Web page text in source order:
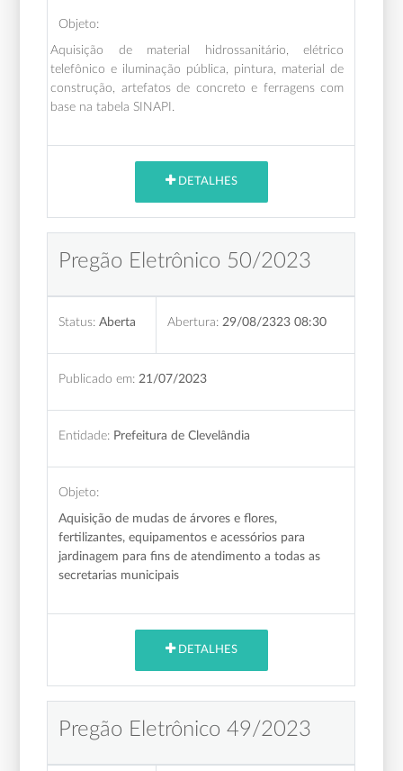
Objeto:
Aquisição de material hidrossanitário, elétrico
telefônico e iluminação pública, pintura, material de
construção, artefatos de concreto e ferragens com
base na tabela SINAPI.
DETALHES
Pregão Eletrônico 50/2023
Status: Aberta Abertura: 29/08/2323 08:30
Publicado em: 21/07/2023
Entidade: Prefeitura de Clevelândia
Objeto:
Aquisição de mudas de árvores e flores,
fertilizantes, equipamentos e acessórios para
jardinagem para fins de atendimento a todas as
secretarias municipais
DETALHES
Pregão Eletrônico 49/2023